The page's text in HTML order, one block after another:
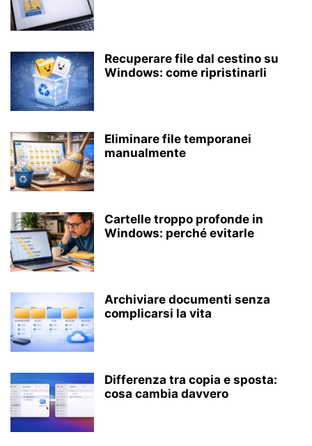
Recuperare file dal cestino su
Windows: come ripristinarli
Eliminare file temporanei
manualmente
Cartelle troppo profonde in
Windows: perché evitarle
Archiviare documenti senza
complicarsi la vita
Differenza tra copia e sposta:
cosa cambia davvero